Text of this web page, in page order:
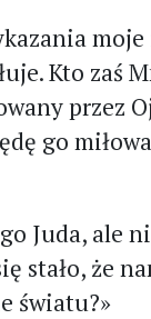
Kto zaś
przez
go
Juda, ale
stało, że
światu?»